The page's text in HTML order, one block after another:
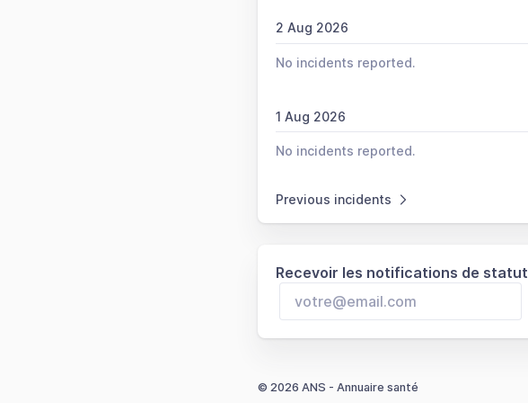
2 Aug 2026
No incidents reported.
1 Aug 2026
No incidents reported.
Previous incidents
Recevoir les notifications de statut
© 2026 ANS - Annuaire santé